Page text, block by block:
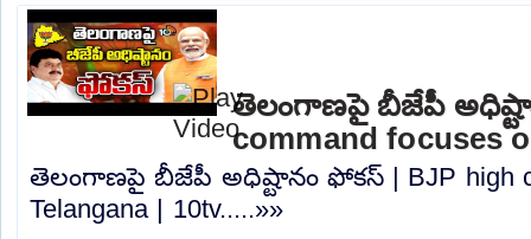
తెలంగాణపై బీజేపీ
command focuses
తెలంగాణపై బీజేపీ అధిష్టానం ఫోకస్ | BJP high
Telangana | 10tv.....»»